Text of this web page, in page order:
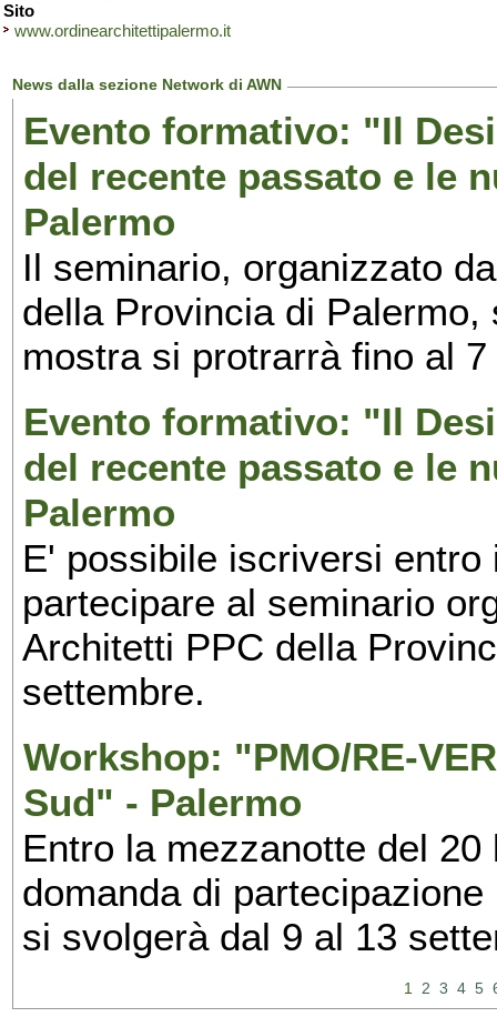
Sito
www.ordinearchitettipalermo.it
News dalla sezione Network di AWN
Evento formativo: "Il
del recente passato e le
Palermo
Il seminario, organizzato
della Provincia di
mostra si protrarrà fino al
Evento formativo: "Il
del recente passato e le
Palermo
E' possibile iscriversi
partecipare al seminario
Architetti PPC della
settembre.
Workshop: "PMO/RE-
Sud" - Palermo
Entro la mezzanotte del
domanda di
si svolgerà dal 9 al 13
1 2 3 4 5